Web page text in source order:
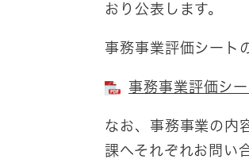
おり公表します。
事務事業評価シート
事務事業評価シ
なお、事務事業の内
課へそれぞれお問い